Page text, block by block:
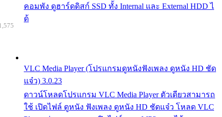
คอมพัง ดูฮาร์ดดิสก์ SSD ทั้ง Internal และ External HDD ไ
ด้
VLC Media Player (โปรแกรมดูหนังฟังเพลง ดูหนัง HD ชัด
แจ๋ว) 3.0.23
ดาวน์โหลดโปรแกรม VLC Media Player ตัวเดียวสามารถ
ใช้ เปิดไฟล์ ดูหนัง ฟังเพลง ดูหนัง HD ชัดแจ๋ว โหลด VLC